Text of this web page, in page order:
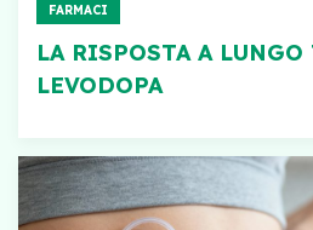
FARMACI
LA RISPOSTA A
LEVODOPA